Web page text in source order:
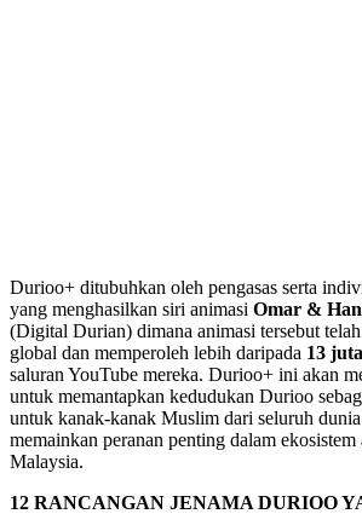
Durioo+ ditubuhkan oleh pengasas serta
yang menghasilkan siri animasi Omar &
(Digital Durian) dimana animasi tersebut
global dan memperoleh lebih daripada 13
saluran YouTube mereka. Durioo+ ini akan
untuk memantapkan kedudukan Durioo
untuk kanak-kanak Muslim dari seluruh
memainkan peranan penting dalam
Malaysia.
12 RANCANGAN JENAMA DURIOO